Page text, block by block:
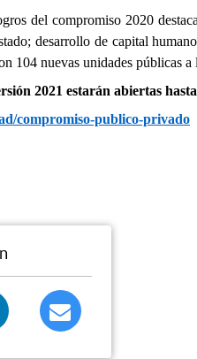
del compromiso 2020
desarrollo de capital
104 nuevas unidades públicas
2021 estarán abiertas
compromiso-publico-privado